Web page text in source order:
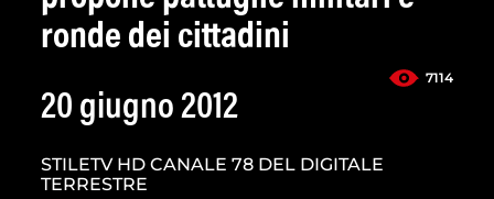
ronde dei cittadini
7114
20 giugno 2012
STILETV HD CANALE 78 DEL DIGITALE
TERRESTRE